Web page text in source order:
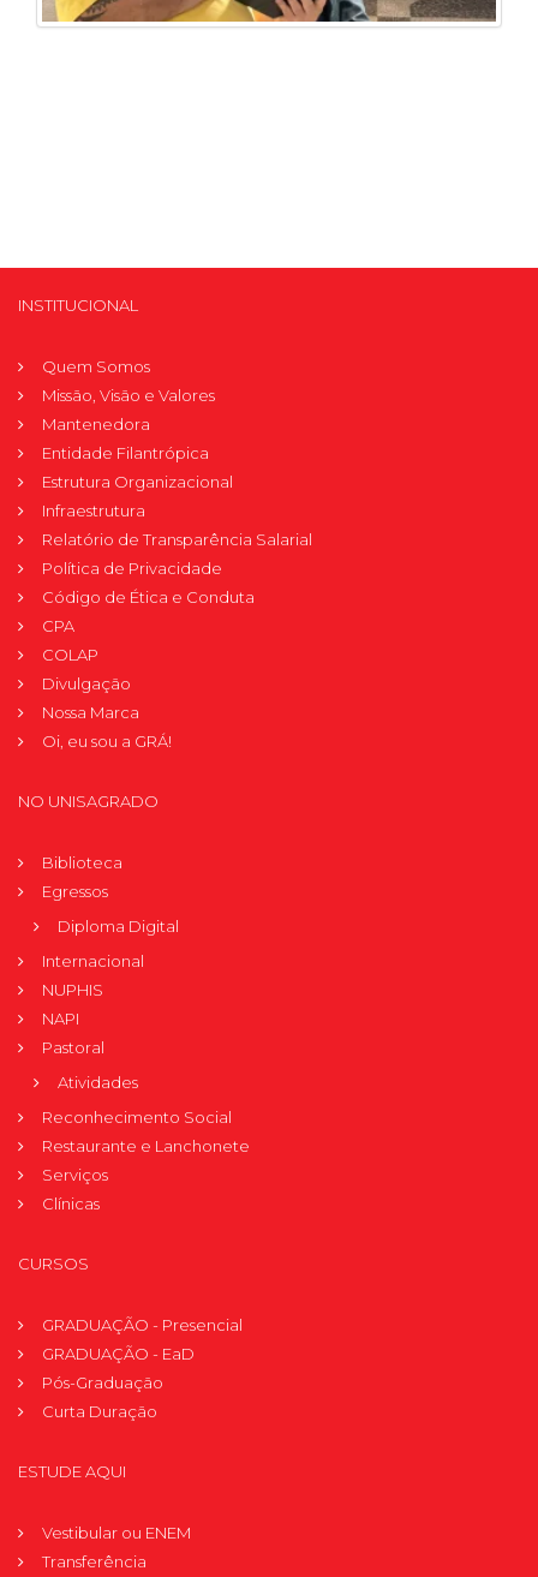
INSTITUCIONAL
Quem Somos
Missão, Visão e Valores
Mantenedora
Entidade Filantrópica
Estrutura Organizacional
Infraestrutura
Relatório de Transparência Salarial
Política de Privacidade
Código de Ética e Conduta
CPA
COLAP
Divulgação
Nossa Marca
Oi, eu sou a GRÁ!
NO UNISAGRADO
Biblioteca
Egressos
Diploma Digital
Internacional
NUPHIS
NAPI
Pastoral
Atividades
Reconhecimento Social
Restaurante e Lanchonete
Serviços
Clínicas
CURSOS
GRADUAÇÃO - Presencial
GRADUAÇÃO - EaD
Pós-Graduação
Curta Duração
ESTUDE AQUI
Vestibular ou ENEM
Transferência